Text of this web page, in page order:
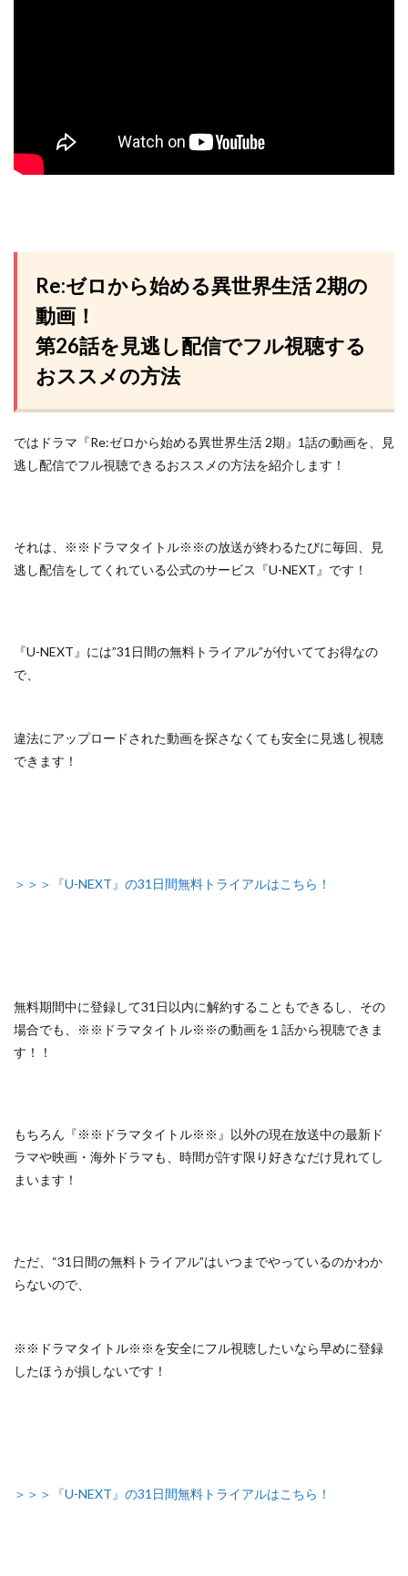
Re:ゼロから始める異世界生活 2期の
動画！
第26話を見逃し配信でフル視聴する
おススメの方法
ではドラマ『Re:ゼロから始める異世界生活 2期』1話の動画を、見
逃し配信でフル視聴できるおススメの方法を紹介します！
それは、※※ドラマタイトル※※の放送が終わるたびに毎回、見
逃し配信をしてくれている公式のサービス『U-NEXT』 です！
『U-NEXT』には”31日間の無料トライアル”が付いててお得なの
で、
違法にアップロードされた動画を探さなくても安全に見逃し視聴
できます！
＞＞＞『U-NEXT』の31日間無料トライアルはこちら！
無料期間中に登録して31日以内に解約することもできるし、 その
場合でも、※※ドラマタイトル※※の動画を１話から視聴できま
す！！
もちろん『※※ドラマタイトル※※』以外の現在放送中の最新ド
ラマや映画・海外ドラマも、 時間が許す限り好きなだけ見れてし
まいます！
ただ、 “31日間の無料トライアル”はいつまでやっているのかわか
らないので、
※※ドラマタイトル※※を安全にフル視聴したいなら早めに登録
したほうが損しないです！
＞＞＞『U-NEXT』の31日間無料トライアルはこちら！